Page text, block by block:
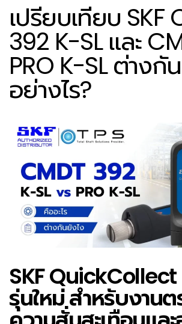
เปรียบเทียบ SKF
392 K-SL และ
PRO K-SL ต่างกัน
อย่างไร?
SKF
รุ่นใหม่ สำหรับงาน